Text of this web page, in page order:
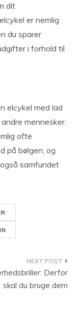
dit
er nemlig
du sparer
i forhold til
elcykel med lad
mennesker.
ofte
på bølgen; og
samfundet
Derfor
skal du bruge dem